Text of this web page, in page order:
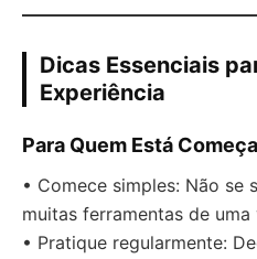
Dicas Essenciais
Experiência
Para Quem Está
• Comece simples: Não se
muitas ferramentas de uma
• Pratique regularmente: